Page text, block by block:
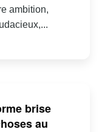
ambition,
brise
au